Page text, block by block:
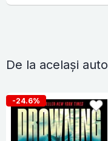
De la același
-24.6%